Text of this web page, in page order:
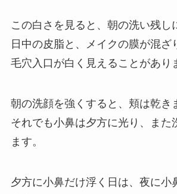
この白さを見ると、朝の洗い残し
日中の皮脂と、メイクの膜が混ざ
毛穴入口が白く見えることがあり
朝の洗顔を強くすると、頬は乾き
それでも小鼻は夕方に光り、また
ます。
夕方に小鼻だけ浮く日は、夜に小